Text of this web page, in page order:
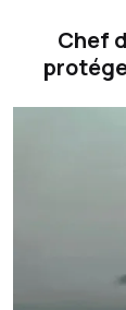
Chef